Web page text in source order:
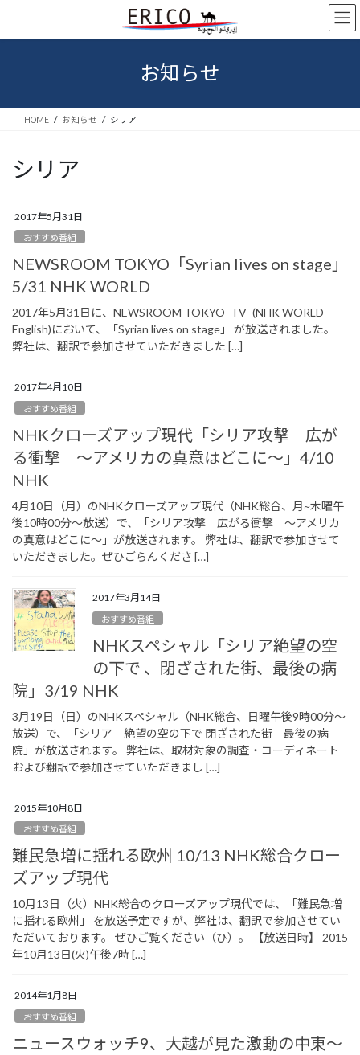
テ
ス
ゲ
ン
お知らせ
HOME お知らせ シリア
シリア
2017年5月31日
おすすめ番組
NEWSROOM TOKYO「Syrian lives on stage」
5/31 NHK WORLD
2017年5月31日に、NEWSROOM TOKYO -TV- (NHK WORLD -
English)において、「Syrian lives on stage」 が放送されました。
弊社は、翻訳で参加させていただきました […]
2017年4月10日
おすすめ番組
NHKクローズアップ現代「シリア攻撃 広が
る衝撃 ～アメリカの真意はどこに～」4/10
NHK
4月10日（月）のNHKクローズアップ現代（NHK総合、月~木曜午
後10時00分～放送）で、「シリア攻撃 広がる衝撃 ～アメリカ
の真意はどこに～」が放送されます。 弊社は、翻訳で参加させて
いただきました。ぜひごらんくださ […]
2017年3月14日
おすすめ番組
NHKスペシャル「シリア絶望の空
の下で 、閉ざされた街、最後の病
院」3/19 NHK
3月19日（日）のNHKスペシャル（NHK総合、日曜午後9時00分～
放送）で、「シリア 絶望の空の下で 閉ざされた街 最後の病
院」が放送されます。 弊社は、取材対象の調査・コーディネート
および翻訳で参加させていただきまし […]
2015年10月8日
おすすめ番組
難民急増に揺れる欧州 10/13 NHK総合クロー
ズアップ現代
10月13日（火）NHK総合のクローズアップ現代では、「難民急増
に揺れる欧州」 を放送予定ですが、弊社は、翻訳で参加させてい
ただいております。 ぜひご覧ください（ひ）。 【放送日時】 2015
年10月13日(火)午後7時 […]
2014年1月8日
おすすめ番組
ニュースウォッチ9、大越が見た激動の中東～